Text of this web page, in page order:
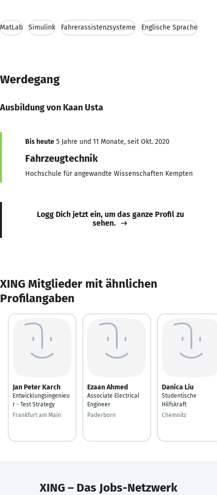
MatLab Simulink Fahrerassistenzsysteme Englische Sprache
Werdegang
Ausbildung von Kaan Usta
Bis heute 5 Jahre und 11 Monate, seit Okt. 2020
Fahrzeugtechnik
Hochschule für angewandte Wissenschaften Kempten
Logg Dich jetzt ein, um das ganze Profil zu
sehen.
XING Mitglieder mit ähnlichen
Profilangaben
Jan Peter Karch
Entwicklungsingenieu
r - Test Strategy
Frankfurt am Main
Ezaan Ahmed
Associate Electrical
Engineer
Paderborn
Danica Liu
Studentische
Hilfskraft
Chemnitz
XING – Das Jobs-Netzwerk